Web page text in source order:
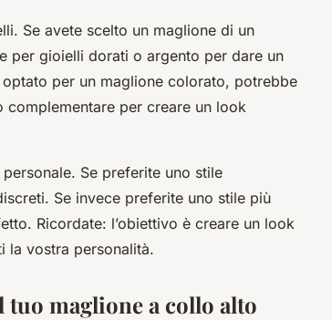
Se avete scelto un maglione di un
per gioielli dorati o argento per dare un
per un maglione colorato, potrebbe
per creare un look
Se preferite uno stile
Se invece preferite uno stile più
Ricordate: l’obiettivo è creare un look
la vostra personalità.
maglione a collo alto